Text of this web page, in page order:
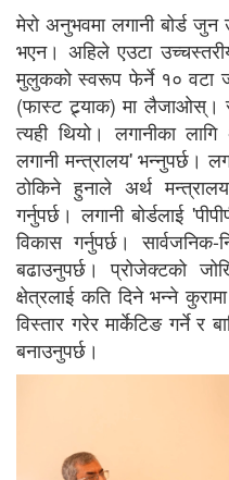
मेरो अनुभवमा लगानी बोर्ड
भएन। अहिले एउटा
मुलुकको स्वरूप फेर्ने १० वटा
(फास्ट ट्र्याक) मा लैजाओस्।
त्यही थियो। लगानीका
लगानी मन्त्रालय' भन्नुपर्छ।
ठोकिने हुनाले अर्थ
गर्नुपर्छ। लगानी बोर्डलाई
विकास गर्नुपर्छ। सार्वजनिक-
बढाउनुपर्छ। प्रोजेक्टको
क्षेत्रलाई कति दिने भन्ने
विस्तार गरेर मार्केटिङ गर्ने र
बनाउनुपर्छ।